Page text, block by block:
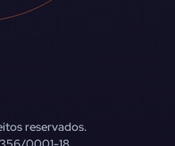
reservados.